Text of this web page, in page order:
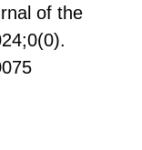
of the